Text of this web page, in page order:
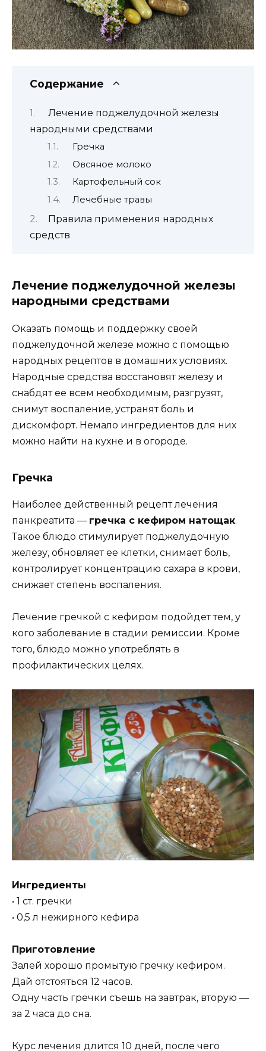
Содержание
Лечение поджелудочной железы
народными средствами
Гречка
Овсяное молоко
Картофельный сок
Лечебные травы
Правила применения народных
средств
Лечение поджелудочной железы
народными средствами
Оказать помощь и поддержку своей
поджелудочной железе можно с помощью
народных рецептов в домашних условиях.
Народные средства восстановят железу и
снабдят ее всем необходимым, разгрузят,
снимут воспаление, устранят боль и
дискомфорт. Немало ингредиентов для них
можно найти на кухне и в огороде.
Гречка
Наиболее действенный рецепт лечения
панкреатита — гречка с кефиром натощак.
Такое блюдо стимулирует поджелудочную
железу, обновляет ее клетки, снимает боль,
контролирует концентрацию сахара в крови,
снижает степень воспаления.
Лечение гречкой с кефиром подойдет тем, у
кого заболевание в стадии ремиссии. Кроме
того, блюдо можно употреблять в
профилактических целях.
Ингредиенты
• 1 ст. гречки
• 0,5 л нежирного кефира
Приготовление
Залей хорошо промытую гречку кефиром.
Дай отстояться 12 часов.
Одну часть гречки съешь на завтрак, вторую —
за 2 часа до сна.
Курс лечения длится 10 дней, после чего